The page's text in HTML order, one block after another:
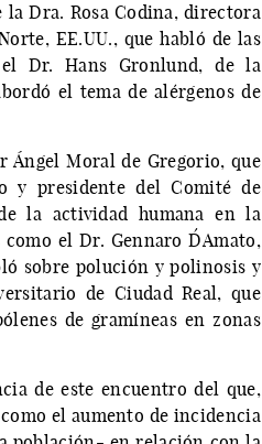
Dra. Rosa Codina, directora
EE.UU., que habló de las
el Dr. Hans Gronlund, de la
el tema de alérgenos de
Ángel Moral de Gregorio, que
y presidente del Comité de
la actividad humana en la
el Dr. Gennaro D´Amato,
sobre polución y polinosis y
de Ciudad Real, que
de gramíneas en zonas
de este encuentro del que,
el aumento de incidencia